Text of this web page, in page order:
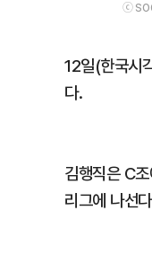
ⓒ
12일(한국시
다.
김행직은 C
리그에 나선